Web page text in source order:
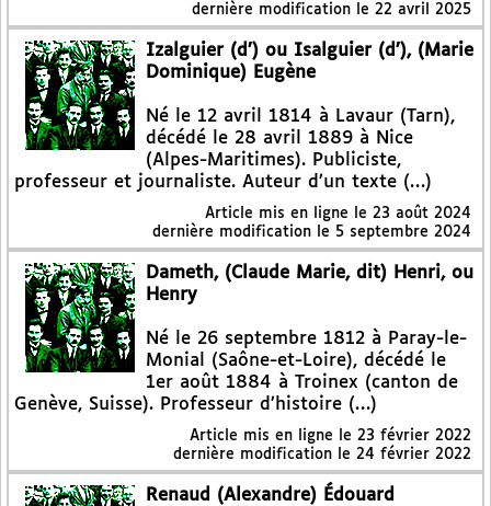
dernière modification le 22 avril 2025
Izalguier (d’) ou Isalguier (d’), (Marie
Dominique) Eugène
Né le 12 avril 1814 à Lavaur (Tarn),
décédé le 28 avril 1889 à Nice
(Alpes-Maritimes). Publiciste,
professeur et journaliste. Auteur d’un texte (…)
Article mis en ligne le 23 août 2024
dernière modification le 5 septembre 2024
Dameth, (Claude Marie, dit) Henri, ou
Henry
Né le 26 septembre 1812 à Paray-le-
Monial (Saône-et-Loire), décédé le
1er août 1884 à Troinex (canton de
Genève, Suisse). Professeur d’histoire (…)
Article mis en ligne le 23 février 2022
dernière modification le 24 février 2022
Renaud (Alexandre) Édouard